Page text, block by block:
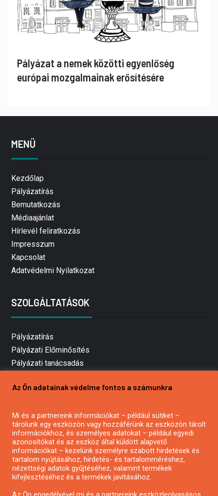
Pályázat a nemek közötti egyenlőség
európai mozgalmainak erősítésére
MENÜ
Kezdőlap
Pályázatírás
Bemutatkozás
Médiaajánlat
Hírlevél feliratkozás
Impresszum
Kapcsolat
Adatvédelmi Nyilatkozat
SZOLGÁLTATÁSOK
Pályázatírás
Pályázati Előminősítés
Pályázati tanácsadás
Mezőgazdasági pályázatírás
Pályázatírás civil szervezeteknek
Pályázatírás önkormányzatoknak
Pályázatfigyelés
Specifikus pályázatfigyelés vagy hírlevél
Az Ön adatainak védelme fontos a számunkra
Mi és a partnereink információkat – például sütiket –
tárolunk egy eszközön vagy hozzáférünk az eszközön tárolt
információkhoz, és személyes adatokat – például egyedi
azonosítókat és az eszköz által küldött alapvető
információkat – kezelünk személyre szabott hirdetések és
tartalom nyújtásához, hirdetés- és tartalomméréshez,
nézettségi adatok gyűjtéséhez, valamint termékek
kifejlesztéséhez és a termékek javításához.